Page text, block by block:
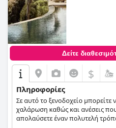
Δείτε
$
Πληροφορίες
Σε αυτό το ξενοδοχείο μπορείτε
χαλάρωση καθώς και ανέσεις
απολαύσετε έναν πολυτελή